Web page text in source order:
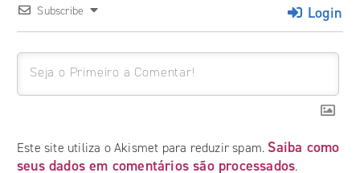
Subscribe Login
Este site utiliza o Akismet para reduzir spam. Saiba como
seus dados em comentários são processados.